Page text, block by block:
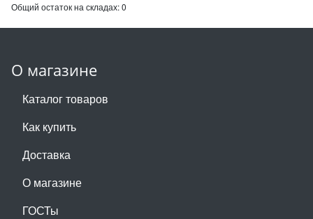
Общий остаток на складах:0
О магазине
Каталог товаров
Как купить
Доставка
О магазине
ГОСТы